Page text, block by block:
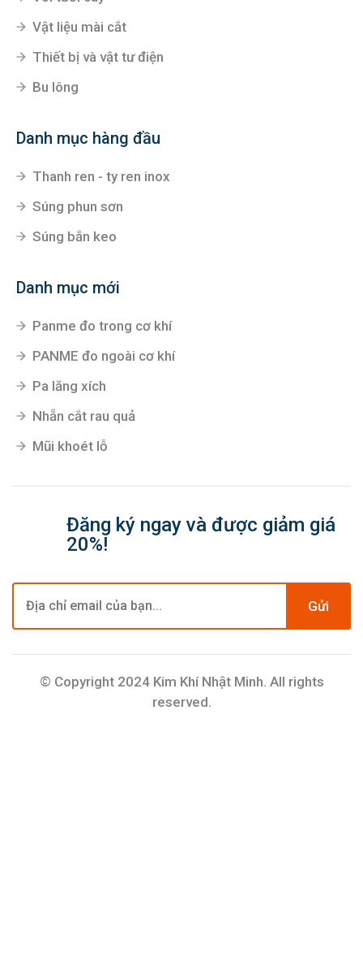
Vật liệu mài cắt
Thiết bị và vật tư điện
Bu lông
Danh mục hàng đầu
Thanh ren - ty ren inox
Súng phun sơn
Súng bắn keo
Danh mục mới
Panme đo trong cơ khí
PANME đo ngoài cơ khí
Pa lăng xích
Nhẵn cắt rau quả
Mũi khoét lỗ
Đăng ký ngay và được giảm giá
20%!
Gửi
© Copyright 2024 Kim Khí Nhật Minh. All rights
reserved.